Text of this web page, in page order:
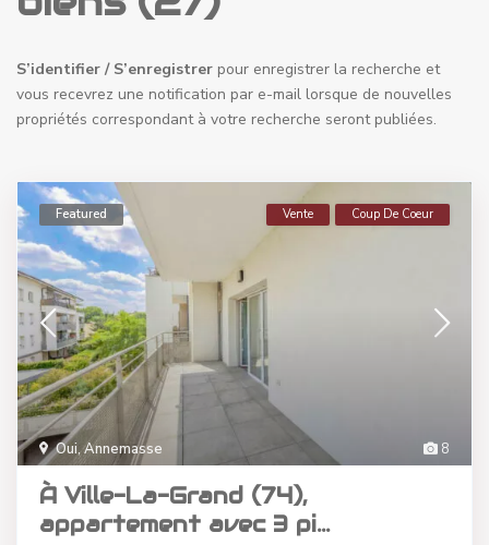
S’identifier / S’enregistrer pour enregistrer la recherche et
vous recevrez une notification par e-mail lorsque de nouvelles
propriétés correspondant à votre recherche seront publiées.
8
Oui,Annemasse
Featured Vente Coup De Coeur
À Ville-La-Grand (74),
appartement avec 3 pi...